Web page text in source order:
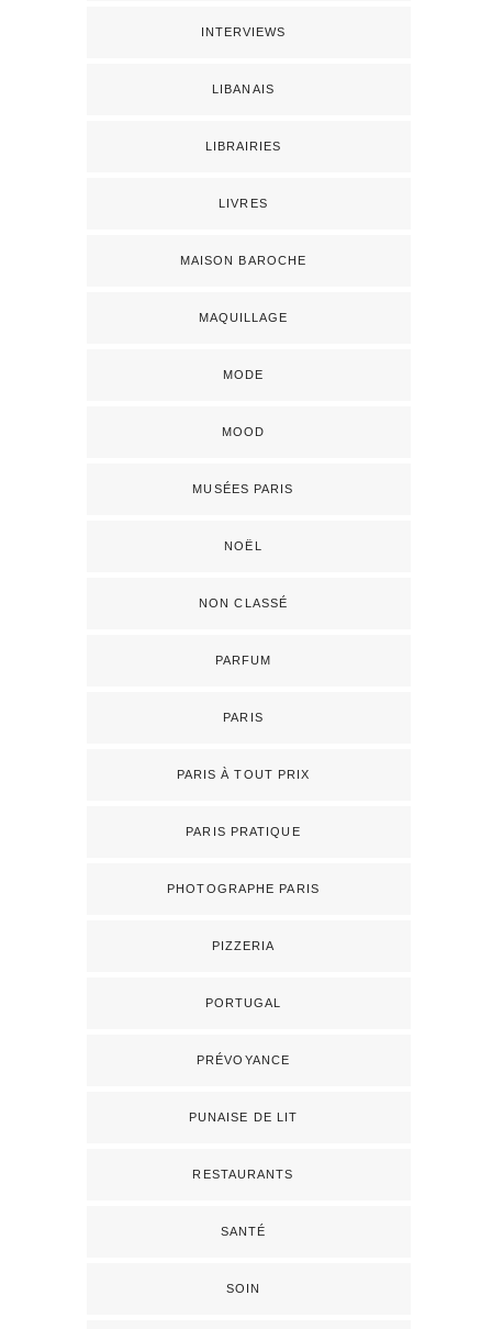
INTERVIEWS
LIBANAIS
LIBRAIRIES
LIVRES
MAISON BAROCHE
MAQUILLAGE
MODE
MOOD
MUSÉES PARIS
NOËL
NON CLASSÉ
PARFUM
PARIS
PARIS À TOUT PRIX
PARIS PRATIQUE
PHOTOGRAPHE PARIS
PIZZERIA
PORTUGAL
PRÉVOYANCE
PUNAISE DE LIT
RESTAURANTS
SANTÉ
SOIN